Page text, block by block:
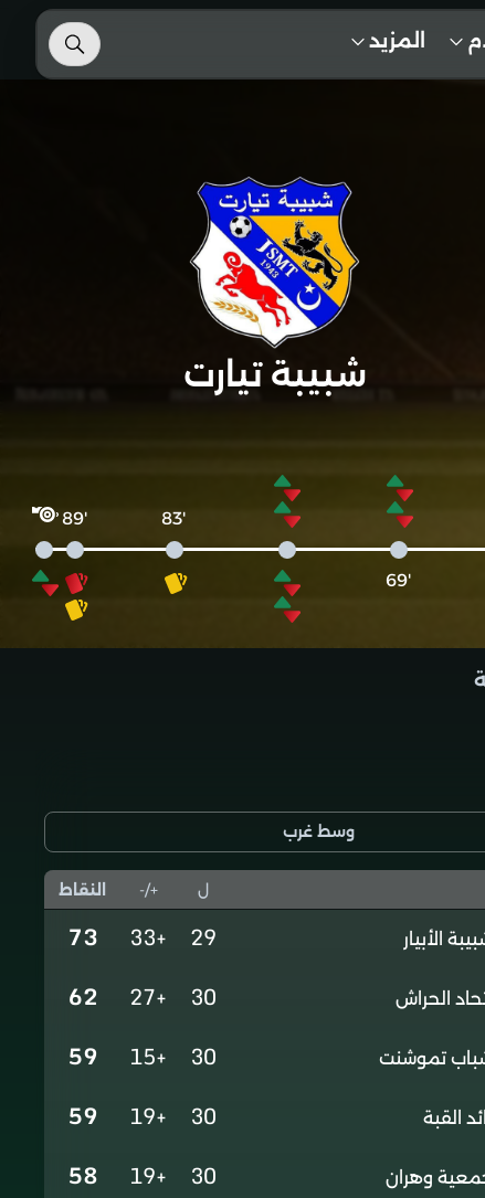
المزيد
شبيبة تيارت
'69
'83
'89
وسط غرب
ل +/- النقاط
الأبيار 29
+33
73
الحراش 30
+27
62
تموشنت 30
+15
59
القبة 30
+19
59
وهران 30
+19
58